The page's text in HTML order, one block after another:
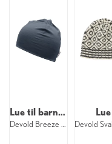
Lue til barn 5–10 år
Devold Breeze Merino Beanie Kid 54 287
Lue